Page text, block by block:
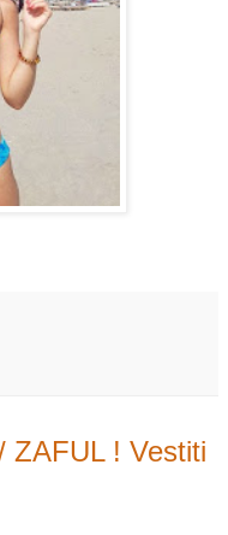
ZAFUL ! Vestiti